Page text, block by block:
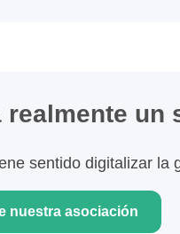
un
sentido digitalizar la
nuestra asociación